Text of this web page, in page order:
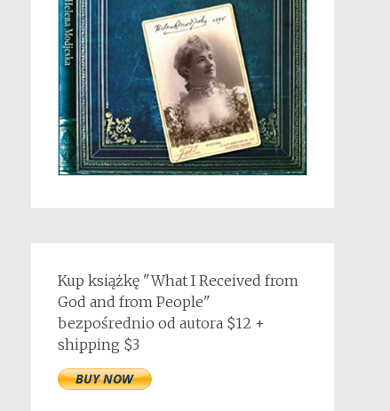
Kup książkę "What I Received from
God and from People"
bezpośrednio od autora $12 +
shipping $3